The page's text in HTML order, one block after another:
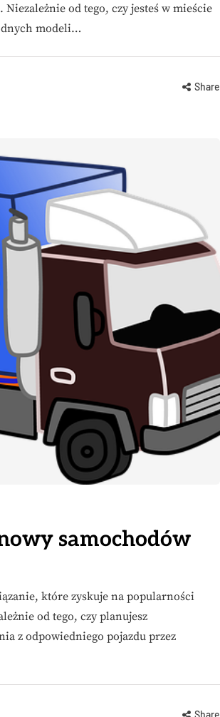
od tego, czy jesteś w mieście
modeli…
Share
samochodów
które zyskuje na popularności
od tego, czy planujesz
z odpowiedniego pojazdu przez